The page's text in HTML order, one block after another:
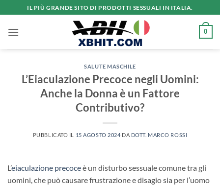
ai
contenuti
IL PIÙ GRANDE SITO DI PRODOTTI SESSUALI IN ITALIA.
0
SALUTE MASCHILE
L’Eiaculazione Precoce negli Uomini:
Anche la Donna è un Fattore
Contributivo?
PUBBLICATO IL 15 AGOSTO 2024 DA DOTT. MARCO ROSSI
L’eiaculazione precoceè un disturbo sessuale comune tra gli
uomini, che può causare frustrazione e disagio sia per l’uomo